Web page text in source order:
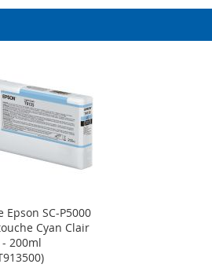
Epson SC-P5000
Cyan Clair
- 200ml